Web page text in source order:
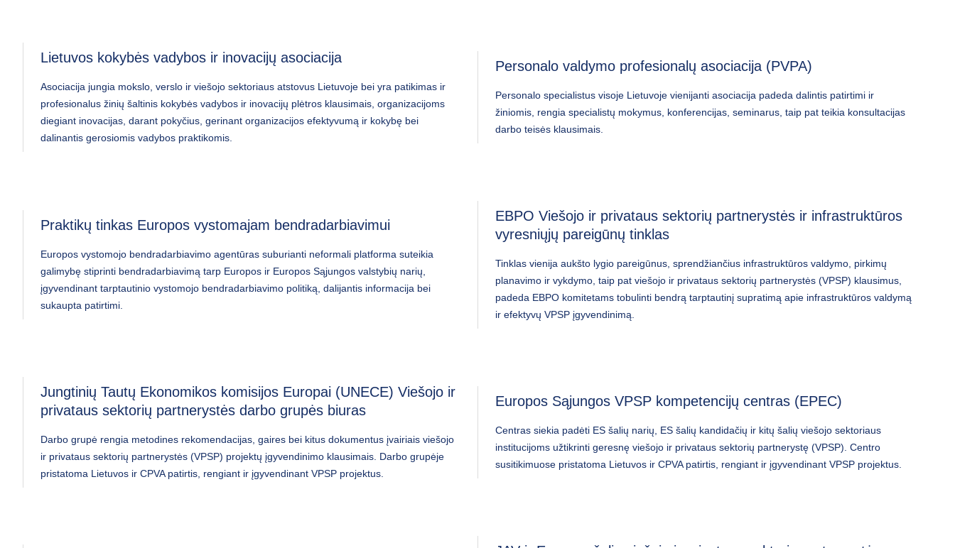
Lietuvos kokybės vadybos ir inovacijų asociacija
Asociacija jungia mokslo, verslo ir viešojo sektoriaus atstovus Lietuvoje bei yra patikimas ir
profesionalus žinių šaltinis kokybės vadybos ir inovacijų plėtros klausimais, organizacijoms
diegiant inovacijas, darant pokyčius, gerinant organizacijos efektyvumą ir kokybę bei
dalinantis gerosiomis vadybos praktikomis.
Personalo valdymo profesionalų asociacija (PVPA)
Personalo specialistus visoje Lietuvoje vienijanti asociacija padeda dalintis patirtimi ir
žiniomis, rengia specialistų mokymus, konferencijas, seminarus, taip pat teikia konsultacijas
darbo teisės klausimais.
Praktikų tinkas Europos vystomajam bendradarbiavimui
Europos vystomojo bendradarbiavimo agentūras suburianti neformali platforma suteikia
galimybę stiprinti bendradarbiavimą tarp Europos ir Europos Sąjungos valstybių narių,
įgyvendinant tarptautinio vystomojo bendradarbiavimo politiką, dalijantis informacija bei
sukaupta patirtimi.
EBPO Viešojo ir privataus sektorių partnerystės ir infrastruktūros
vyresniųjų pareigūnų tinklas
Tinklas vienija aukšto lygio pareigūnus, sprendžiančius infrastruktūros valdymo, pirkimų
planavimo ir vykdymo, taip pat viešojo ir privataus sektorių partnerystės (VPSP) klausimus,
padeda EBPO komitetams tobulinti bendrą tarptautinį supratimą apie infrastruktūros valdymą
ir efektyvų VPSP įgyvendinimą.
Jungtinių Tautų Ekonomikos komisijos Europai (UNECE) Viešojo ir
privataus sektorių partnerystės darbo grupės biuras
Darbo grupė rengia metodines rekomendacijas, gaires bei kitus dokumentus įvairiais viešojo
ir privataus sektorių partnerystės (VPSP) projektų įgyvendinimo klausimais. Darbo grupėje
pristatoma Lietuvos ir CPVA patirtis, rengiant ir įgyvendinant VPSP projektus.
Europos Sąjungos VPSP kompetencijų centras (EPEC)
Centras siekia padėti ES šalių narių, ES šalių kandidačių ir kitų šalių viešojo sektoriaus
institucijoms užtikrinti geresnę viešojo ir privataus sektorių partnerystę (VPSP). Centro
susitikimuose pristatoma Lietuvos ir CPVA patirtis, rengiant ir įgyvendinant VPSP projektus.